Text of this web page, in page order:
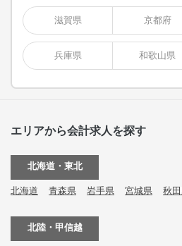
滋賀県 京都府
兵庫県 和歌山県
エリアから会計求人を探す
北海道・東北
北海道 青森県 岩手県 宮城県 秋
北陸・甲信越